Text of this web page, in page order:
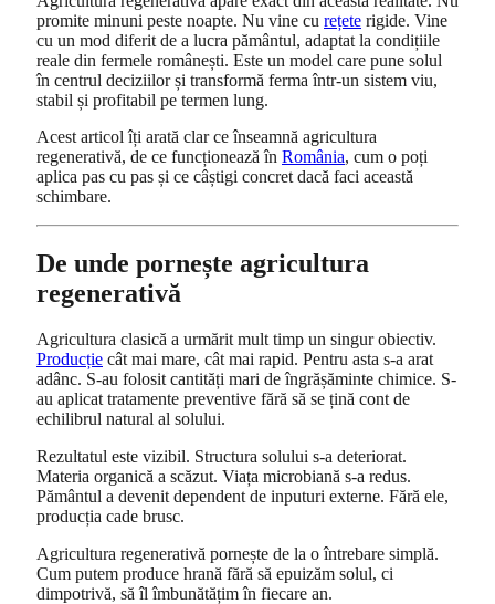
promite minuni peste noapte. Nu vine cu rețete rigide. Vine
cu un mod diferit de a lucra pământul, adaptat la condițiile
reale din fermele românești. Este un model care pune solul
în centrul deciziilor și transformă ferma într-un sistem viu,
stabil și profitabil pe termen lung.
Acest articol îți arată clar ce înseamnă agricultura
regenerativă, de ce funcționează în România, cum o poți
aplica pas cu pas și ce câștigi concret dacă faci această
schimbare.
De unde pornește agricultura
regenerativă
Agricultura clasică a urmărit mult timp un singur obiectiv.
Producție cât mai mare, cât mai rapid. Pentru asta s-a arat
adânc. S-au folosit cantități mari de îngrășăminte chimice. S-
au aplicat tratamente preventive fără să se țină cont de
echilibrul natural al solului.
Rezultatul este vizibil. Structura solului s-a deteriorat.
Materia organică a scăzut. Viața microbiană s-a redus.
Pământul a devenit dependent de inputuri externe. Fără ele,
producția cade brusc.
Agricultura regenerativă pornește de la o întrebare simplă.
Cum putem produce hrană fără să epuizăm solul, ci
dimpotrivă, să îl îmbunătățim în fiecare an.